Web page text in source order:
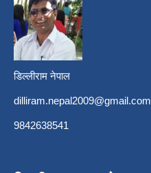
डिल्लीराम नेपाल
dilliram.nepal2009@gmail.com
9842638541